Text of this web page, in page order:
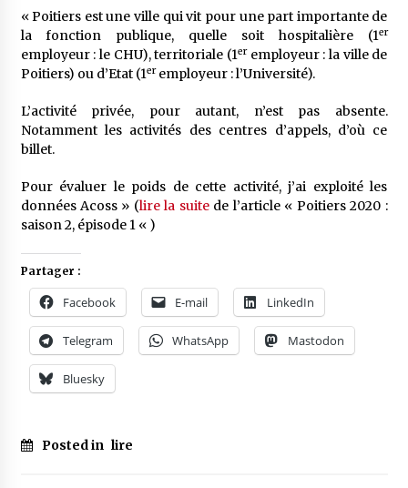
« Poitiers est une ville qui vit pour une part importante de
la fonction publique, quelle soit hospitalière (1er
employeur : le CHU), territoriale (1eremployeur : la ville de
Poitiers) ou d’Etat (1eremployeur : l’Université).
L’activité privée, pour autant, n’est pas absente.
Notamment les activités des centres d’appels, d’où ce
billet.
Pour évaluer le poids de cette activité, j’ai exploité les
données Acoss » (lire la suitede l’article « Poitiers 2020 :
saison 2, épisode 1 « )
Partager :
Facebook E-mail LinkedIn
Telegram WhatsApp Mastodon
Bluesky
Posted in lire